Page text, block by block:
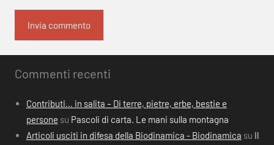
Commenti recenti
Contributi… in salita – Di terre, pietre, erbe, bestie e
persone su Pascoli di carta. Le mani sulla montagna
Articoli usciti in difesa della Biodinamica - Biodinamica su Il